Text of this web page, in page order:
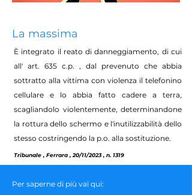
La massima
È integrato il reato di danneggiamento, di cui
all' art. 635 c.p. , dal prevenuto che abbia
sottratto alla vittima con violenza il telefonino
cellulare e lo abbia fatto cadere a terra,
scagliandolo violentemente, determinandone
la rottura dello schermo e l'inutilizzabilità dello
stesso costringendo la p.o. alla sostituzione.
Tribunale , Ferrara , 20/11/2023 , n. 1319
Per saperne di più vai qui: